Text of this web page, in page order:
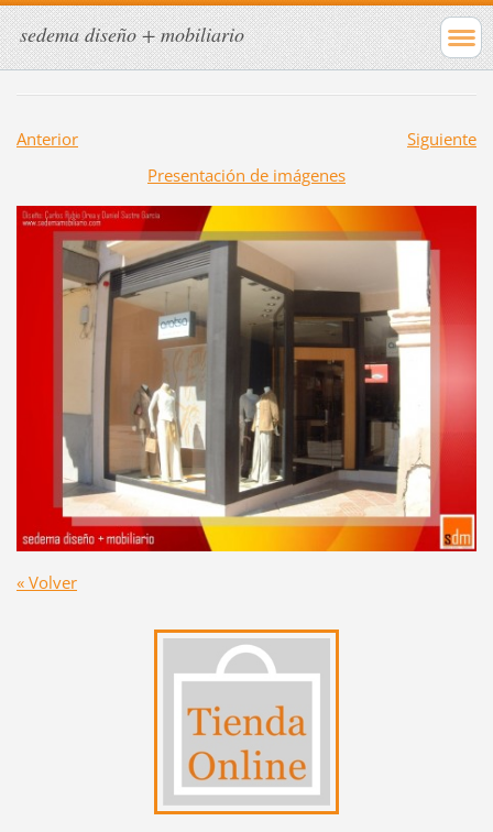
sedema diseño + mobiliario
Anterior
Siguiente
Presentación de imágenes
« Volver